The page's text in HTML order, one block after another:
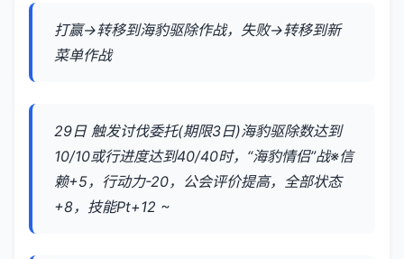
打赢→转移到海豹驱除作战，失败→转移到新
菜单作战
29日 触发讨伐委托(期限3日)海豹驱除数达到
10/10或行进度达到40/40时，“海豹情侣”战※信
赖+5，行动力-20，公会评价提高，全部状态
+8，技能Pt+12 ~